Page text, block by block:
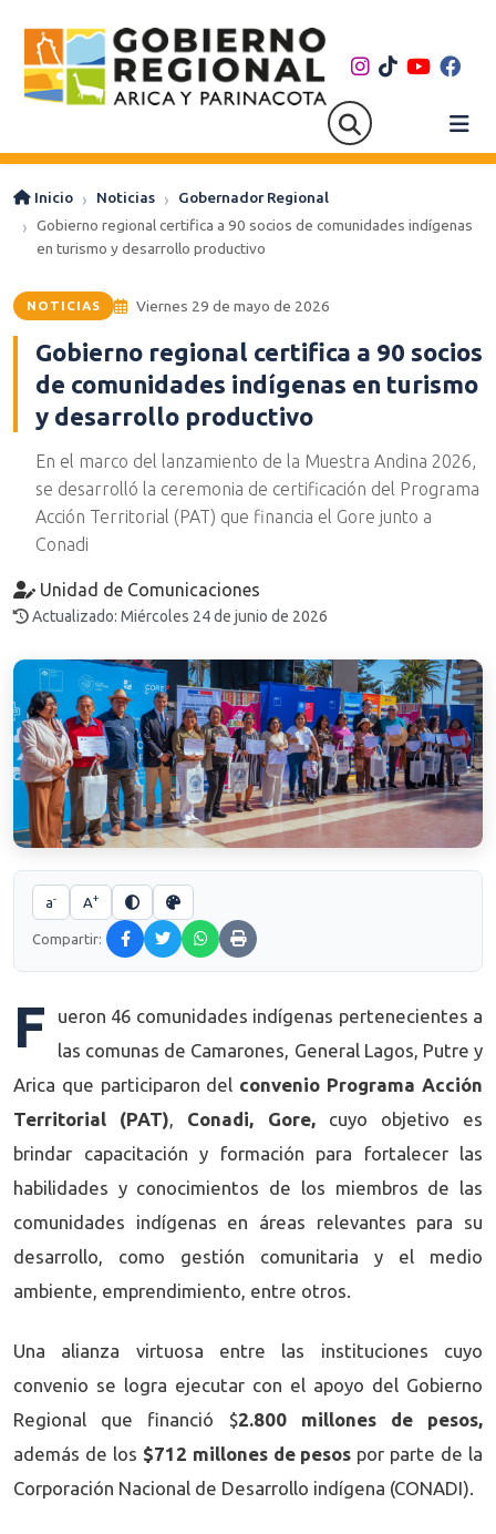
Inicio Noticias
Gobernador Regional
Gobierno regional certifica a 90 socios de comunidades indígenas
en turismo y desarrollo productivo
NOTICIAS Viernes 29 de mayo de 2026
Gobierno regional certifica a 90 socios
de comunidades indígenas en turismo
y desarrollo productivo
En el marco del lanzamiento de la Muestra Andina 2026,
se desarrolló la ceremonia de certificación del Programa
Acción Territorial (PAT) que financia el Gore junto a
Conadi
Unidad de Comunicaciones
Actualizado: Miércoles 24 de junio de 2026
a- A+
Compartir:
F
ueron 46 comunidades indígenas pertenecientes a
las comunas de Camarones, General Lagos, Putre y
Arica que participaron del convenio Programa Acción
Territorial (PAT)
Conadi, Gore,cuyo objetivo es
brindar capacitación y formación para fortalecer las
habilidades y conocimientos de los miembros de las
comunidades indígenas en áreas relevantes para su
desarrollo, como gestión comunitaria y el medio
ambiente, emprendimiento, entre otros.
Una alianza virtuosa entre las instituciones cuyo
convenio se logra ejecutar con el apoyo del Gobierno
Regional que financió $2.800 millones de pesos,
además de los $712 millones de pesos por parte de la
Corporación Nacional de Desarrollo indígena (CONADI).